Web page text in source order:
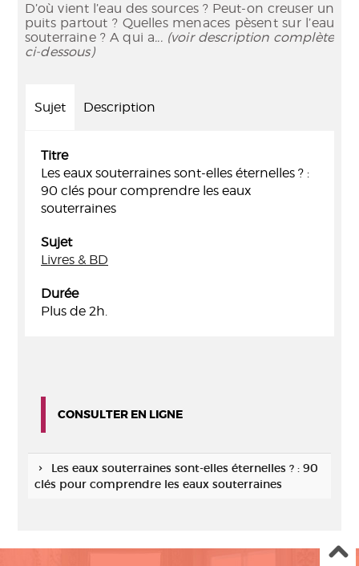
D’où vient l’eau des sources ? Peut-on creuser un
puits partout ? Quelles menaces pèsent sur l’eau
souterraine ? A qui a... (voir description complète
ci-dessous)
Sujet Description
Titre
Les eaux souterraines sont-elles éternelles ? :
90 clés pour comprendre les eaux
souterraines
Sujet
Livres & BD
Durée
Plus de 2h.
CONSULTER EN LIGNE
Les eaux souterraines sont-elles éternelles ? : 90
clés pour comprendre les eaux souterraines